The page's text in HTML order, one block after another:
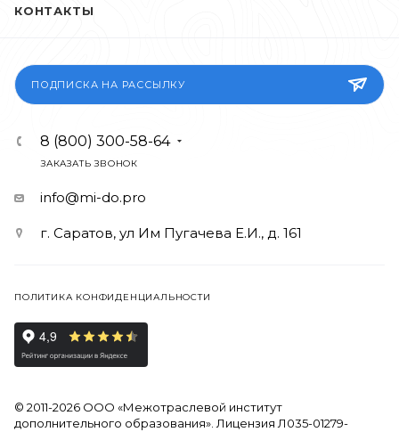
КОНТАКТЫ
ПОДПИСКА НА РАССЫЛКУ
8 (800) 300-58-64
ЗАКАЗАТЬ ЗВОНОК
info@mi-do.pro
г. Саратов, ул Им Пугачева Е.И., д. 161
ПОЛИТИКА КОНФИДЕНЦИАЛЬНОСТИ
© 2011-2026 ООО «Межотраслевой институт
дополнительного образования». Лицензия Л035-01279-